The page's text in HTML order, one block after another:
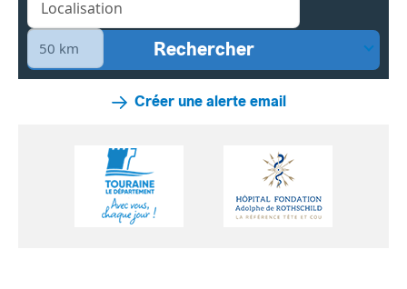
Créer une alerte email